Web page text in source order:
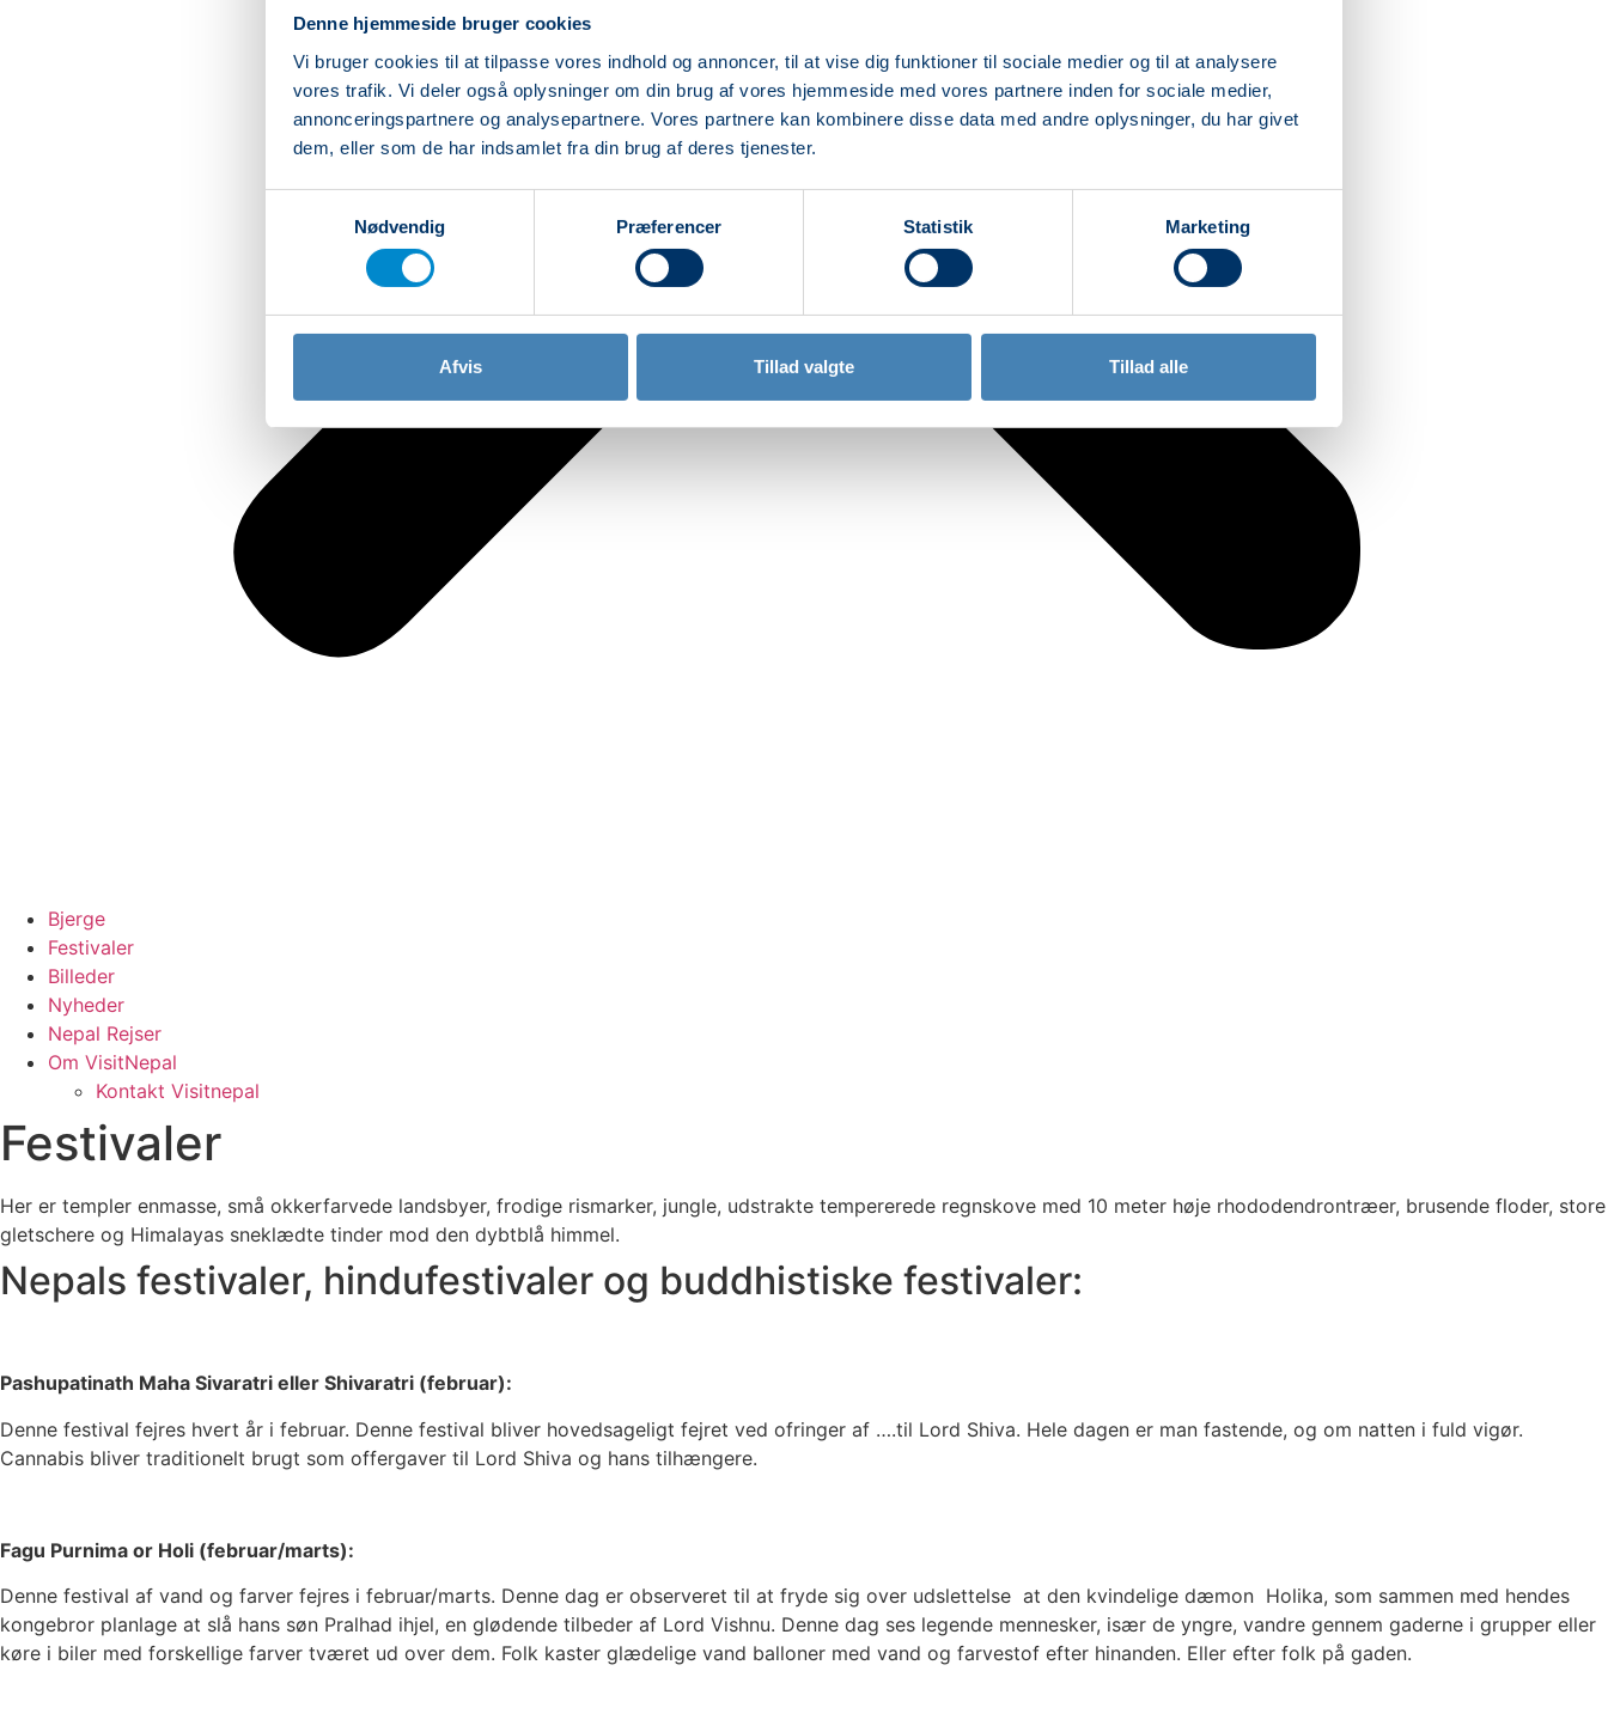
Denne hjemmeside bruger cookies
Vi bruger cookies til at tilpasse vores indhold og annoncer, til at vise dig funktioner til sociale medier og til at analysere
vores trafik. Vi deler også oplysninger om din brug af vores hjemmeside med vores partnere inden for sociale medier,
annonceringspartnere og analysepartnere. Vores partnere kan kombinere disse data med andre oplysninger, du har givet
dem, eller som de har indsamlet fra din brug af deres tjenester.
Nødvendig
Præferencer Statistik Marketing
Afvis Tillad valgte Tillad alle
Bjerge
Festivaler
Billeder
Nyheder
Nepal Rejser
Om VisitNepal
Kontakt Visitnepal
Festivaler
Her er templer enmasse, små okkerfarvede landsbyer, frodige rismarker, jungle, udstrakte tempererede regnskove med 10 meter høje rhododendrontræer, brusende floder, store
gletschere og Himalayas sneklædte tinder mod den dybtblå himmel.
Nepals festivaler, hindufestivaler og buddhistiske festivaler:
Pashupatinath Maha Sivaratri eller Shivaratri (februar):
Denne festival fejres hvert år i februar. Denne festival bliver hovedsageligt fejret ved ofringer af ….til Lord Shiva. Hele dagen er man fastende, og om natten i fuld vigør.
Cannabis bliver traditionelt brugt som offergaver til Lord Shiva og hans tilhængere.
Fagu Purnima or Holi (februar/marts):
Denne festival af vand og farver fejres i februar/marts. Denne dag er observeret til at fryde sig over udslettelse at den kvindelige dæmon Holika, som sammen med hendes
kongebror planlage at slå hans søn Pralhad ihjel, en glødende tilbeder af Lord Vishnu. Denne dag ses legende mennesker, især de yngre, vandre gennem gaderne i grupper eller
køre i biler med forskellige farver tværet ud over dem. Folk kaster glædelige vand balloner med vand og farvestof efter hinanden. Eller efter folk på gaden.